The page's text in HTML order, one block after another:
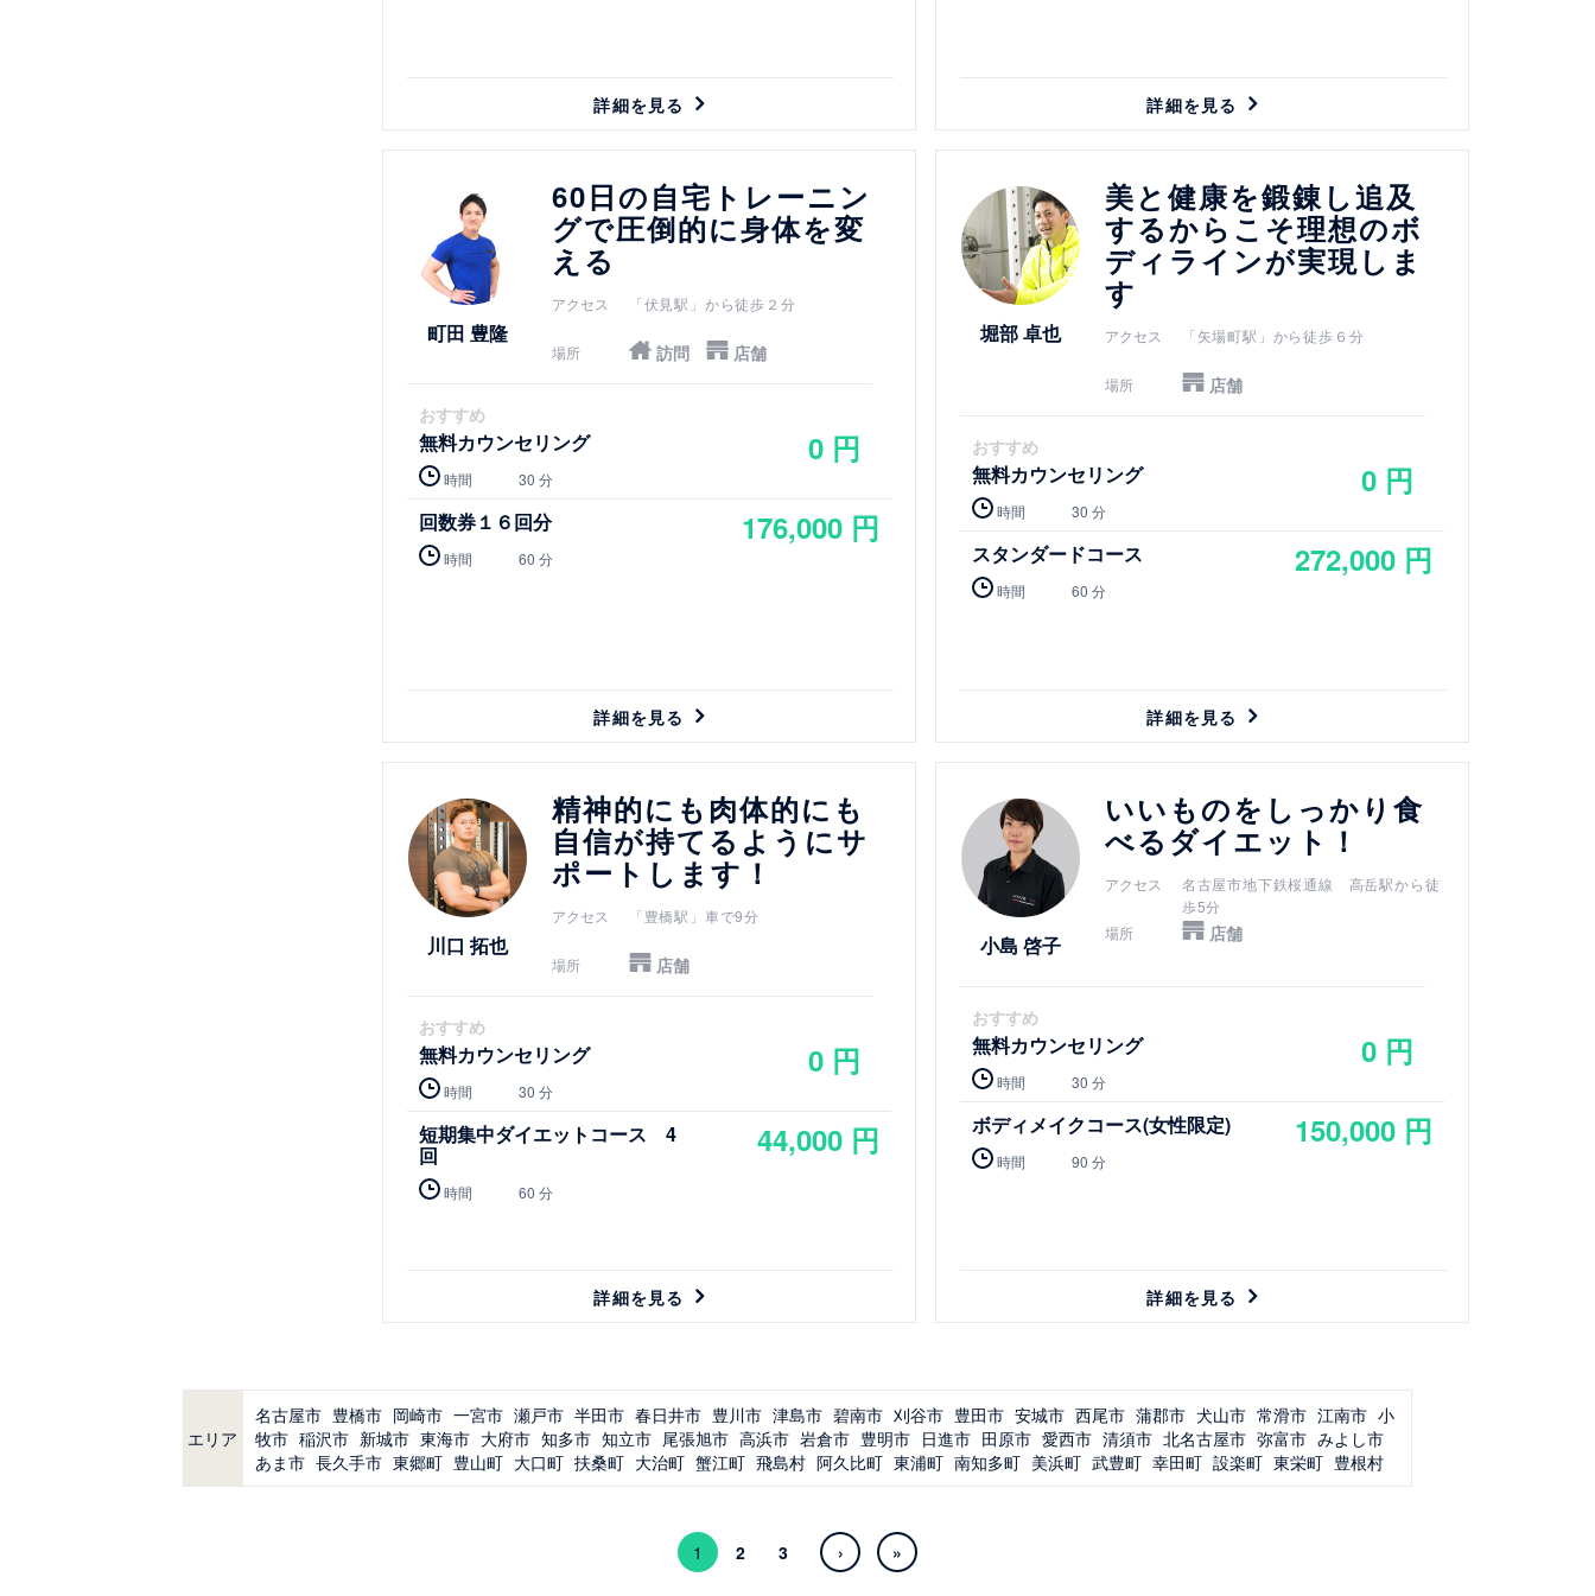
詳細を見る 詳細を見る
町田 豊隆
60日の自宅トレーニン
グで圧倒的に身体を変
える
アクセス 「伏見駅」から徒歩２分
場所 訪問 店舗
おすすめ
無料カウンセリング
時間 30 分
0 円
回数券１６回分
時間 60 分
176,000 円
詳細を見る
堀部 卓也
美と健康を鍛錬し追及
するからこそ理想のボ
ディラインが実現しま
す
アクセス 「矢場町駅」から徒歩６分
場所 店舗
おすすめ
無料カウンセリング
時間 30 分
0 円
スタンダードコース
時間 60 分
272,000 円
詳細を見る
川口 拓也
精神的にも肉体的にも
自信が持てるようにサ
ポートします！
アクセス 「豊橋駅」車で9分
場所 店舗
おすすめ
無料カウンセリング
時間 30 分
0 円
短期集中ダイエットコース 4
回
時間 60 分
44,000 円
詳細を見る
小島 啓子
いいものをしっかり食
べるダイエット！
アクセス
名古屋市地下鉄桜通線 高岳駅から徒
歩5分
場所
店舗
おすすめ
無料カウンセリング
時間 30 分
0 円
ボディメイクコース(女性限定)
時間 90 分
150,000 円
詳細を見る
エリア
名古屋市 豊橋市 岡崎市 一宮市 瀬戸市 半田市 春日井市 豊川市 津島市 碧南市 刈谷市 豊田市 安城市 西尾市 蒲郡市 犬山市 常滑市 江南市 小
牧市 稲沢市 新城市 東海市 大府市 知多市 知立市 尾張旭市 高浜市 岩倉市 豊明市 日進市 田原市 愛西市 清須市 北名古屋市 弥富市 みよし市
あま市 長久手市 東郷町 豊山町 大口町 扶桑町 大治町 蟹江町 飛島村 阿久比町 東浦町 南知多町 美浜町 武豊町 幸田町 設楽町 東栄町 豊根村
1 2 3 › »